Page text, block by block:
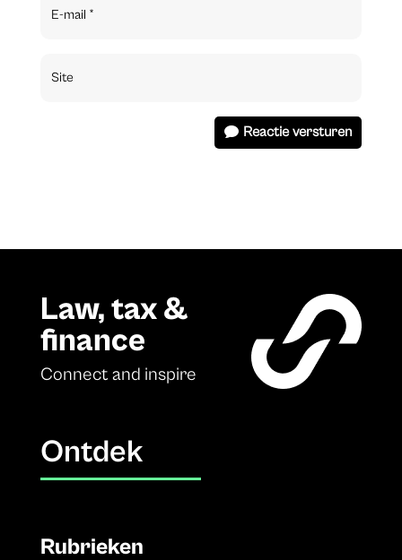
Reactie versturen
Law, tax &
finance
Connect and inspire
Ontdek
Rubrieken